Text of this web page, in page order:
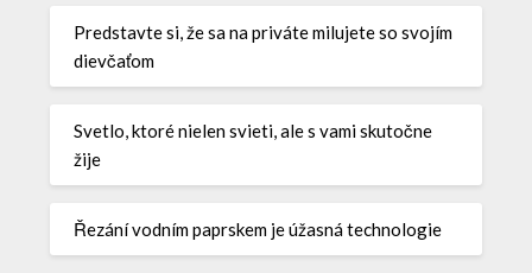
Predstavte si, že sa na priváte milujete so svojím
dievčaťom
Svetlo, ktoré nielen svieti, ale s vami skutočne
žije
Řezání vodním paprskem je úžasná technologie